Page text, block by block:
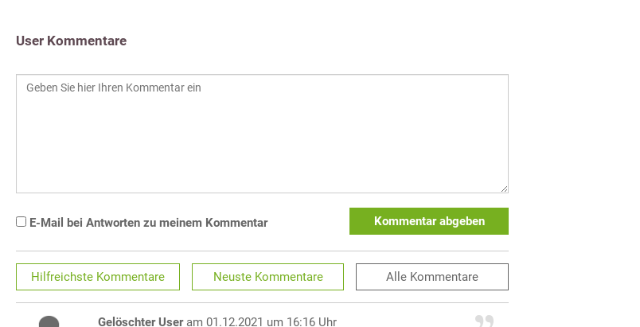
User Kommentare
E-Mail bei Antworten zu meinem Kommentar Kommentar abgeben
Hilfreichste Kommentare Neuste Kommentare Alle Kommentare
Gelöschter User am 01.12.2021 um 16:16 Uhr